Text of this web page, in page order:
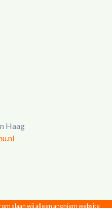
Haag
slaan wij alleen anoniem website